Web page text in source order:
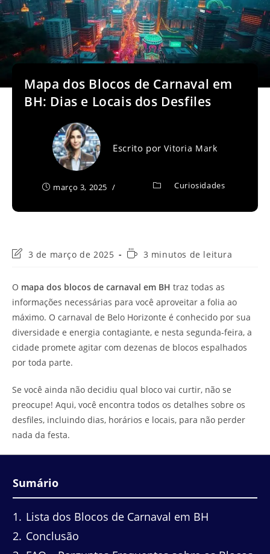
Mapa dos Blocos de Carnaval em
BH: Dias e Locais dos Desfiles
Escrito porVitoria Mark
março 3, 2025 Curiosidades
Última
post:
3 de março de 2025
Tempo3 minutos de leitura
O mapa dos blocos de carnaval em BH traz todas as
informações necessárias para você aproveitar a folia ao
máximo. O carnaval de Belo Horizonte é conhecido por sua
diversidade e energia contagiante, e nesta segunda-feira, a
cidade promete agitar com dezenas de blocos espalhados
por toda parte.
Se você ainda não decidiu qual bloco vai curtir, não se
preocupe! Aqui, você encontra todos os detalhes sobre os
desfiles, incluindo dias, horários e locais, para não perder
nada da festa.
Sumário
1
Lista dos Blocos de Carnaval em BH
2 Conclusão